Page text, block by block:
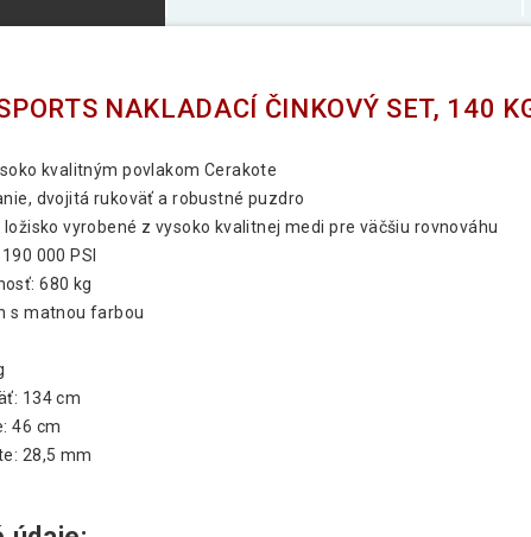
NAKLADACÍ ČINKOVÝ SET, 140
kvalitným povlakom Cerakote
dvojitá rukoväť a robustné puzdro
vyrobené z vysoko kvalitnej medi pre väčšiu rovnováhu
000 PSI
680 kg
s matnou farbou
134 cm
46 cm
28,5 mm